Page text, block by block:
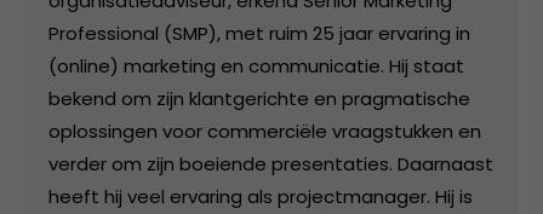
Professional (SMP), met ruim 25 jaar ervaring in
(online) marketing en communicatie. Hij staat
bekend om zijn klantgerichte en pragmatische
oplossingen voor commerciële vraagstukken en
verder om zijn boeiende presentaties. Daarnaast
heeft hij veel ervaring als projectmanager. Hij is